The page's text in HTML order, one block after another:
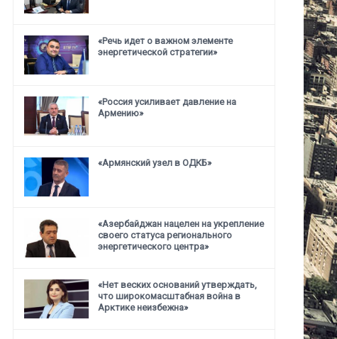
«Речь идет о важном элементе
энергетической стратегии»
«Россия усиливает давление на
Армению»
«Армянский узел в ОДКБ»
«Азербайджан нацелен на укрепление
своего статуса регионального
энергетического центра»
«Нет веских оснований утверждать,
что широкомасштабная война в
Арктике неизбежна»